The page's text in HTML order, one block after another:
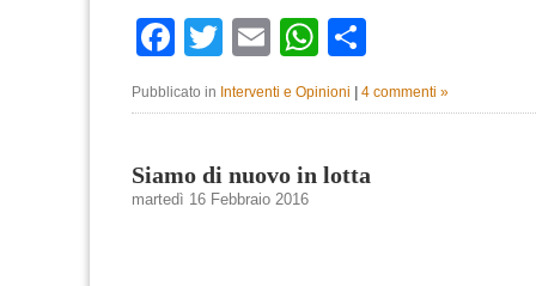
Facebook
TwitterEmailWhatsApp
Pubblicato in Interventi e Opinioni 4 commenti »
Siamo di nuovo in lotta
martedì 16 Febbraio 2016